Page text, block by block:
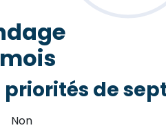
priorités de
Non